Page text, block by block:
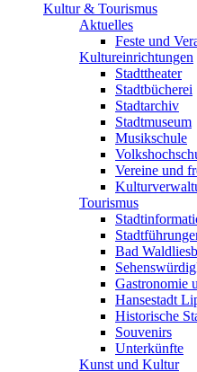
Kultur & Tourismus
Aktuelles
Feste und
Kultureinrichtungen
Stadttheater
Stadtbücherei
Stadtarchiv
Stadtmuseum
Musikschule
Vereine und
Tourismus
Bad
Gastronomie
Hansestadt
Historische
Souvenirs
Unterkünfte
Kunst und Kultur